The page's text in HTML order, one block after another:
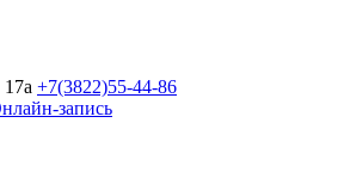
17а +7(3822)55-44-86
запись